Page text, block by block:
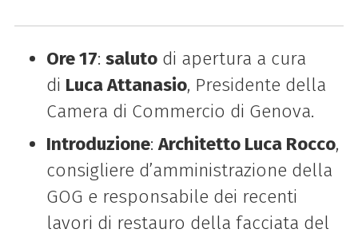
Ore 17: saluto di apertura a cura
di Luca Attanasio, Presidente della
Camera di Commercio di Genova.
Introduzione: Architetto Luca Rocco,
consigliere d’amministrazione della
GOG e responsabile dei recenti
lavori di restauro della facciata del